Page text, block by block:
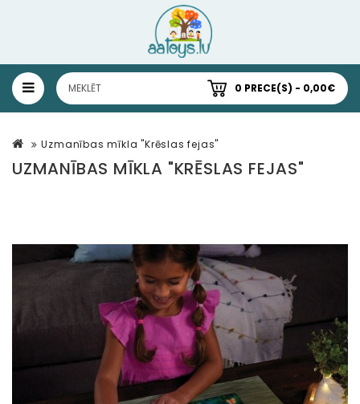
0 PRECE(S) - 0,00€
Uzmanības mīkla "Krēslas fejas"
UZMANĪBAS MĪKLA "KRĒSLAS FEJAS"